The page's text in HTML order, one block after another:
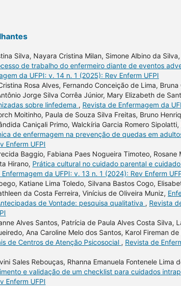
Silva, Nayara Cristina Milan, Simone Albino da
de trabalho do enfermeiro diante de eventos
da UFPI: v. 14 n. 1 (2025): Rev Enferm UFPI
Rosa Alves, Fernando Conceição de Lima,
Jorge Silva Corrêa Júnior, Mary Elizabeth de
sobre linfedema , Revista de Enfermagem da
Moitinho, Paula de Souza Silva Freitas, Bruno
Caniçali Primo, Walckíria Garcia Romero Sipolatti,
de enfermagem na prevenção de quedas em
Enferm UFPI
Baggio, Fabiana Paes Nogueira Timoteo,
Hirano, Prática cultural no cuidado parental e
da UFPI: v. 13 n. 1 (2024): Rev Enferm
Katiane Lima Toledo, Silvana Bastos Cogo,
da Costa Ferreira, Vinícius de Oliveira Muniz,
de Vontade: pesquisa qualitativa , Revista
Alves Santos, Patrícia de Paula Alves Costa Silva,
Ana Caroline Melo dos Santos, Karol Fireman de
de Centros de Atenção Psicosocial , Revista de
Sales Rebouças, Rhanna Emanuela Fontenele Lima
e validação de um checklist para cuidados
Enferm UFPI